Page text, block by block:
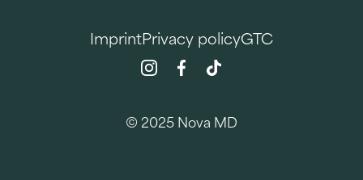
ImprintPrivacy policyGTC
© 2025 Nova MD